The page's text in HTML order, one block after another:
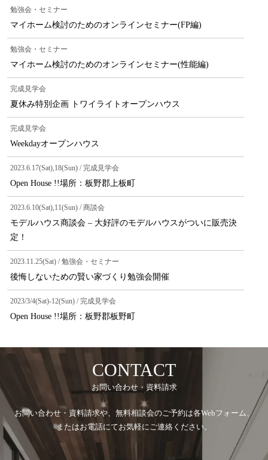
勉強会・セミナー
マイホーム検討のためのオンラインセミナー(FP編)
勉強会・セミナー
マイホーム検討のためのオンラインセミナー(性能編)
完成見学会
夏休み特別企画 トワイライトオープンハウス
完成見学会
Weekdayオープンハウス
2023.6.17(Sat),18(Sun) / 完成見学会
Open House !!場所：板野郡上板町
2023.6.10(Sat),11(Sun) / 商談会
モデルハウス商談会 – 大好評のモデルハウスがついに販売決
定！
2023.11.25(Sat) / 勉強会・セミナー
後悔しないための賢い家づくり勉強会開催
2023/3/4(Sat)-12(Sun) / 完成見学会
Open House !!場所：板野郡板野町
CONTACT
お問い合わせ・資料請求
お問い合わせ・資料請求や、無料相談会のご予約は各Webフォーム、
またはお電話にてお気軽にご連絡ください。